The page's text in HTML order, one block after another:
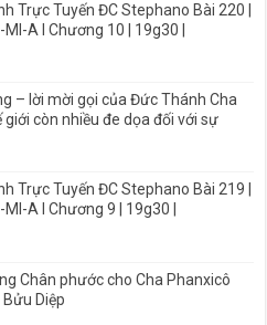
Trực Tuyến ĐC Stephano Bài 220 |
MI-A I Chương 10 | 19g30 |
– lời mời gọi của Đức Thánh Cha
còn nhiều đe dọa đối với sự
Trực Tuyến ĐC Stephano Bài 219 |
MI-A I Chương 9 | 19g30 |
Chân phước cho Cha Phanxicô
Diệp